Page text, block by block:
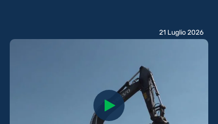
21 Luglio 2026